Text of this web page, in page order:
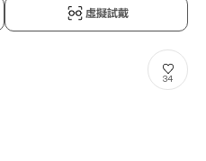
虛擬試戴
34